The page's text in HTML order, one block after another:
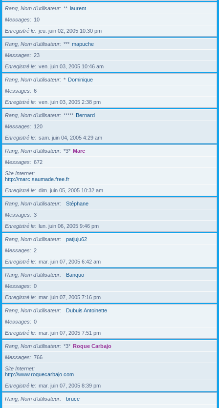
Rang, Nom d’utilisateur ** laurent
Messages
10
Enregistré le
jeu. juin 02, 2005 10:30 pm
Rang, Nom d’utilisateur *** mapuche
Messages
23
Enregistré le
ven. juin 03, 2005 10:46 am
Rang, Nom d’utilisateur * Dominique
Messages
6
Enregistré le
ven. juin 03, 2005 2:38 pm
Rang, Nom d’utilisateur ***** Bernard
Messages
120
Enregistré le
sam. juin 04, 2005 4:29 am
Rang, Nom d’utilisateur *3* Marc
Messages
672
Site Internet
http://marc.saumade.free.fr
Enregistré le
dim. juin 05, 2005 10:32 am
Rang, Nom d’utilisateur
Stéphane
Messages
3
Enregistré le
lun. juin 06, 2005 9:46 pm
Rang, Nom d’utilisateur
patjuju62
Messages
2
Enregistré le
mar. juin 07, 2005 6:42 am
Rang, Nom d’utilisateur
Banquo
Messages
0
Enregistré le
mar. juin 07, 2005 7:16 pm
Rang, Nom d’utilisateur
Dubuis Antoinette
Messages
0
Enregistré le
mar. juin 07, 2005 7:51 pm
Rang, Nom d’utilisateur *3* Roque Carbajo
Messages
766
Site Internet
http://www.roquecarbajo.com
Enregistré le
mar. juin 07, 2005 8:39 pm
Rang, Nom d’utilisateur
bruce